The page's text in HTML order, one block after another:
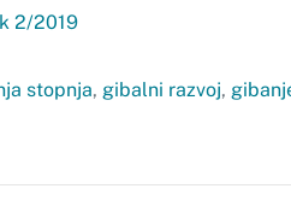
2/2019
stopnja, gibalni razvoj,